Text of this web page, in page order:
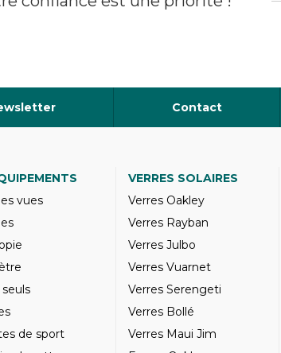
Contact
vues
de sport
VERRES SOLAIRES
Verres Oakley
Verres Rayban
Verres Julbo
Verres Vuarnet
Verres Serengeti
Verres Bollé
Verres Maui Jim